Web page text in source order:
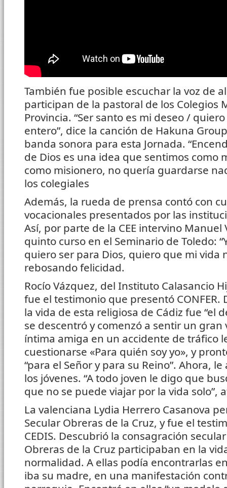
También fue posible escuchar la voz de
participan de la pastoral de los Colegios
Provincia. “Ser santo es mi deseo /
entero”, dice la canción de Hakuna
banda sonora para esta Jornada.
de Dios es una idea que sentimos como
como misionero, no quería guardarse
los colegiales
Además, la rueda de prensa contó con
vocacionales presentados por las
Así, por parte de la CEE intervino
quinto curso en el Seminario de Toledo:
quiero ser para Dios, quiero que mi vida
rebosando felicidad.
Rocío Vázquez, del Instituto Calasancio
fue el testimonio que presentó
la vida de esta religiosa de Cádiz fue “el
se descentró y comenzó a sentir un
íntima amiga en un accidente de tráfico
cuestionarse «Para quién soy yo», y
“para el Señor y para su Reino”. Ahora,
los jóvenes. “A todo joven le digo que
que no se puede viajar por la vida solo”,
La valenciana Lydia Herrero Casanova
Secular Obreras de la Cruz, y fue el
CEDIS. Descubrió la consagración
Obreras de la Cruz participaban en la
normalidad. A ellas podía encontrarlas
iba su madre, en una manifestación